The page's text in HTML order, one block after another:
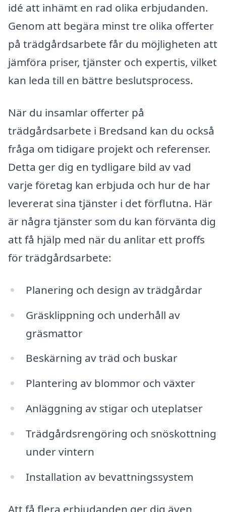
idé att inhämt en rad olika erbjudanden.
Genom att begära minst tre olika offerter
på trädgårdsarbete får du möjligheten att
jämföra priser, tjänster och expertis, vilket
kan leda till en bättre beslutsprocess.
När du insamlar offerter på
trädgårdsarbete i Bredsand kan du också
fråga om tidigare projekt och referenser.
Detta ger dig en tydligare bild av vad
varje företag kan erbjuda och hur de har
levererat sina tjänster i det förflutna. Här
är några tjänster som du kan förvänta dig
att få hjälp med när du anlitar ett proffs
för trädgårdsarbete:
Planering och design av trädgårdar
Gräsklippning och underhåll av
gräsmattor
Beskärning av träd och buskar
Plantering av blommor och växter
Anläggning av stigar och uteplatser
Trädgårdsrengöring och snöskottning
under vintern
Installation av bevattningssystem
Att få flera erbjudanden ger dig även